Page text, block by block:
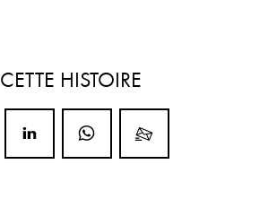
CETTE HISTOIRE